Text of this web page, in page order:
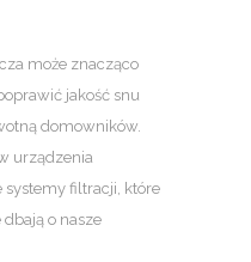
może znacząco
jakość snu
domowników.
urządzenia
systemy filtracji, które
o nasze